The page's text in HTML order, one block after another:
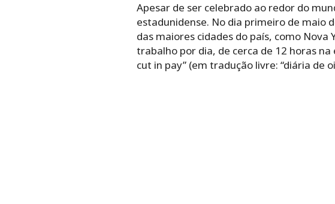
Apesar de ser celebrado ao redor do
estadunidense. No dia primeiro de maio
das maiores cidades do país, como
trabalho por dia, de cerca de 12 horas
cut in pay” (em tradução livre: “diária de